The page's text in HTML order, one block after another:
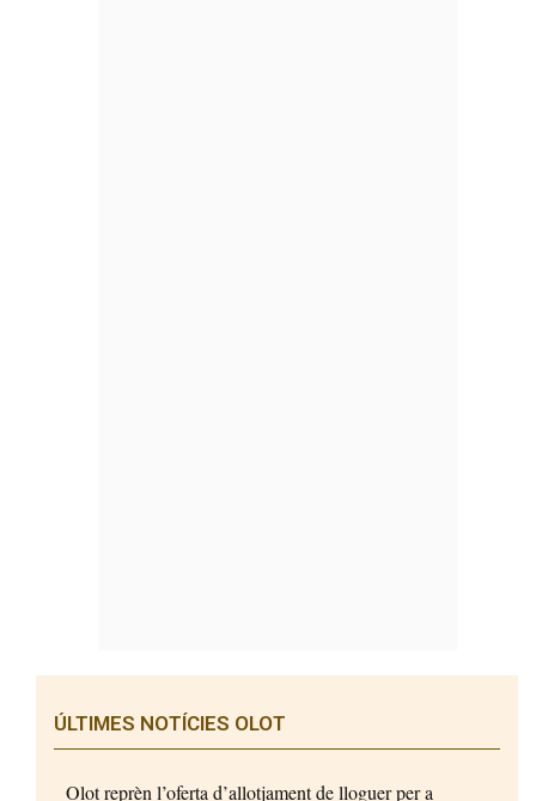
ÚLTIMES NOTÍCIES OLOT
Olot reprèn l’oferta d’allotjament de lloguer per a